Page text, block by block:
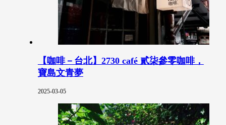
【咖啡－台北】2730 café 貳柒參零咖啡，
寶島文青夢
2025-03-05